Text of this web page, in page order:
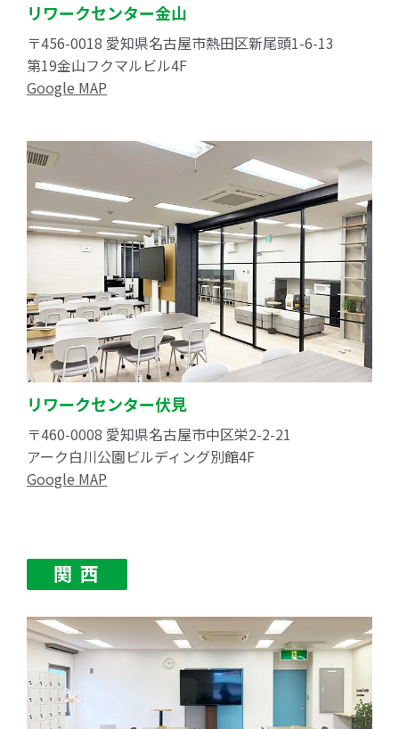
リワークセンター金山
〒456-0018 愛知県名古屋市熱田区新尾頭1-6-13
第19金山フクマルビル4F
Google MAP
リワークセンター伏見
〒460-0008 愛知県名古屋市中区栄2-2-21
アーク白川公園ビルディング別館4F
Google MAP
関 西